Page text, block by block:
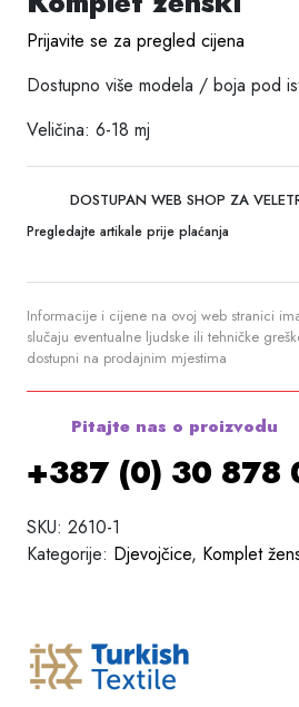
Prijavite se za pregled cijena
Dostupno više modela / boja pod
Veličina: 6-18 mj
DOSTUPAN WEB SHOP ZA
Pregledajte artikale prije plaćanja
Informacije i cijene na ovoj web stranici
slučaju eventualne ljudske ili tehničke
dostupni na prodajnim mjestima
Pitajte nas o proizvodu
+387 (0) 30 878
SKU: 2610-1
Kategorije: Djevojčice, Komplet